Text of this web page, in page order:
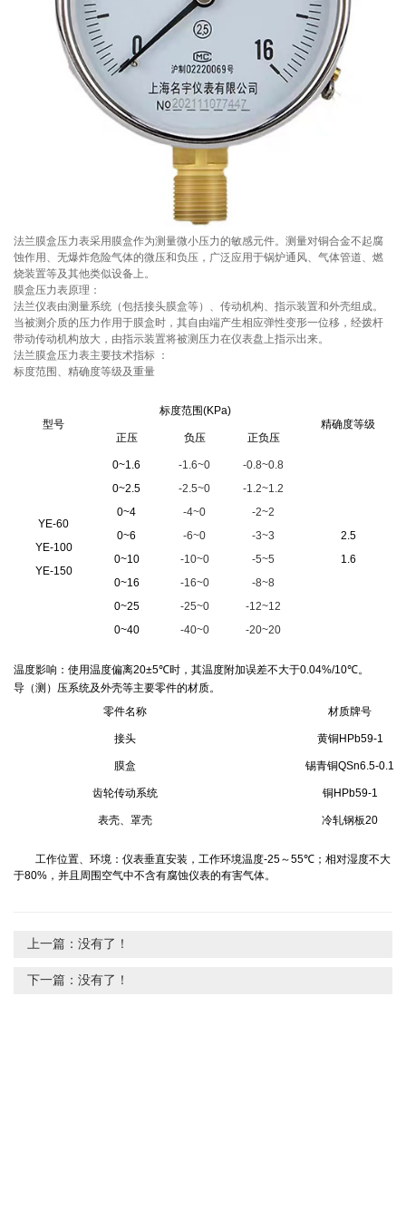
法兰膜盒压力表采用膜盒作为测量微小压力的敏感元件。测量对铜合金不起腐
蚀作用、无爆炸危险气体的微压和负压，广泛应用于锅炉通风、气体管道、燃
烧装置等及其他类似设备上。
膜盒压力表原理：
法兰仪表由测量系统（包括接头膜盒等）、传动机构、指示装置和外壳组成。
当被测介质的压力作用于膜盒时，其自由端产生相应弹性变形一位移，经拨杆
带动传动机构放大，由指示装置将被测压力在仪表盘上指示出来。
法兰膜盒压力表主要技术指标 ：
标度范围、精确度等级及重量
型号
标度范围(KPa)
精确度等级
正压
负压 正负压
YE-60
YE-100
YE-150
0~1.6
0~2.5
0~4
0~6
0~10
0~16
0~25
0~40
-1.6~0
-2.5~0
-4~0
-6~0
-10~0
-16~0
-25~0
-40~0
-0.8~0.8
-1.2~1.2
-2~2
-3~3
-5~5
-8~8
-12~12
-20~20
2.5
1.6
温度影响：使用温度偏离20±5℃时，其温度附加误差不大于0.04%/10℃。
导（测）压系统及外壳等主要零件的材质。
零件名称
材质牌号
接头 黄铜HPb59-1
膜盒 锡青铜QSn6.5-0.1
齿轮传动系统 铜HPb59-1
表壳、罩壳 冷轧钢板20
工作位置、环境：仪表垂直安装，工作环境温度-25～55℃ ；相对湿度不大
于80% ，并且周围空气中不含有腐蚀仪表的有害气体。
上一篇：没有了！
下一篇：没有了！